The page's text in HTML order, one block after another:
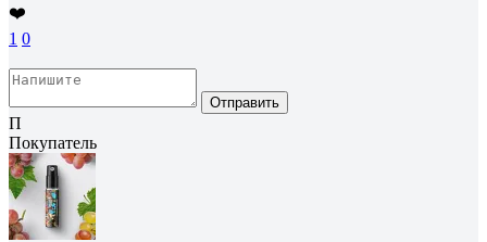
❤️
1 0
Отправить
П
Покупатель